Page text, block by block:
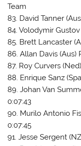
Team
83. David Tanner
84. Volodymir
85. Brett Lancaster
86. Allan Davis (Aus)
87. Roy Curvers
88. Enrique Sanz
89. Johan Van
0:07:43
90. Murilo Antonio
0:07:45
91. Jesse Sergent